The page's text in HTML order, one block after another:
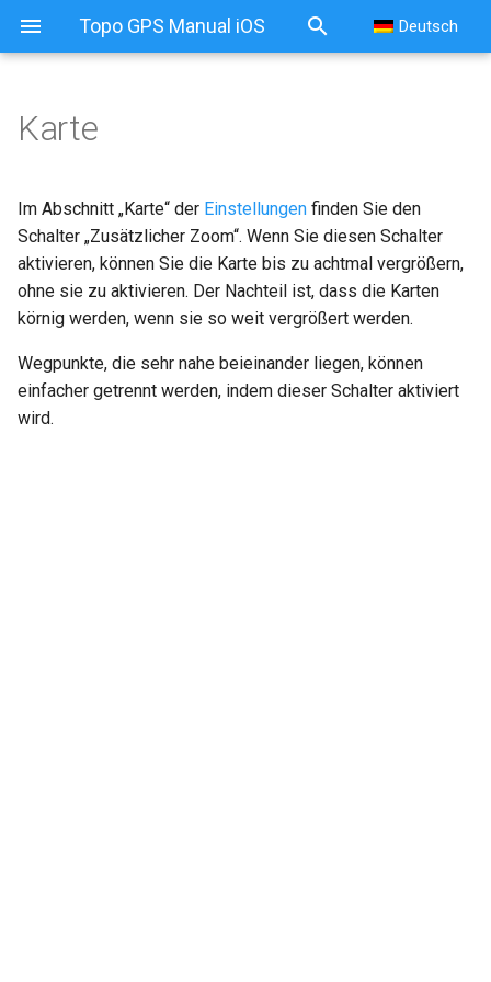
Topo GPS Manual iOS Deutsch
Karte
Im Abschnitt „Karte“ der Einstellungen finden Sie den
Schalter „Zusätzlicher Zoom“. Wenn Sie diesen Schalter
aktivieren, können Sie die Karte bis zu achtmal vergrößern,
ohne sie zu aktivieren. Der Nachteil ist, dass die Karten
körnig werden, wenn sie so weit vergrößert werden.
Wegpunkte, die sehr nahe beieinander liegen, können
einfacher getrennt werden, indem dieser Schalter aktiviert
wird.